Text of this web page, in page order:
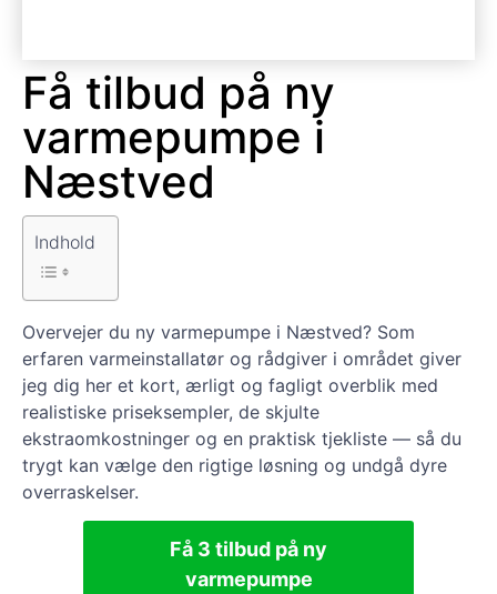
Få tilbud på ny
varmepumpe i
Næstved
Indhold
Overvejer du ny varmepumpe i Næstved? Som
erfaren varmeinstallatør og rådgiver i området giver
jeg dig her et kort, ærligt og fagligt overblik med
realistiske priseksempler, de skjulte
ekstraomkostninger og en praktisk tjekliste — så du
trygt kan vælge den rigtige løsning og undgå dyre
overraskelser.
Få 3 tilbud på ny
varmepumpe